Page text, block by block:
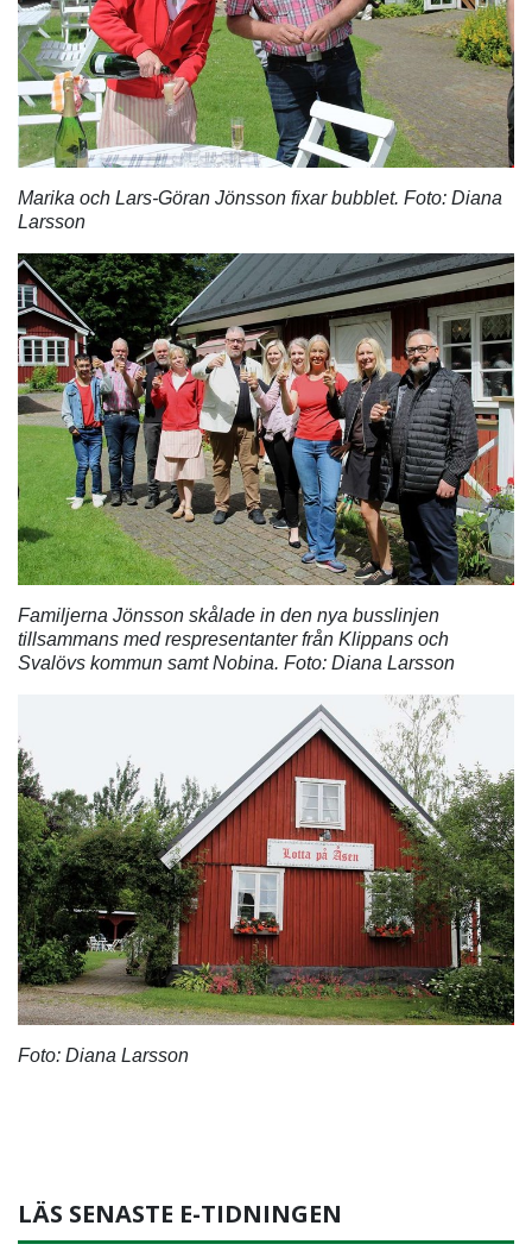
Marika och Lars-Göran Jönsson fixar bubblet. Foto: Diana
Larsson
Familjerna Jönsson skålade in den nya busslinjen
tillsammans med respresentanter från Klippans och
Svalövs kommun samt Nobina. Foto: Diana Larsson
Foto: Diana Larsson
LÄS SENASTE E-TIDNINGEN